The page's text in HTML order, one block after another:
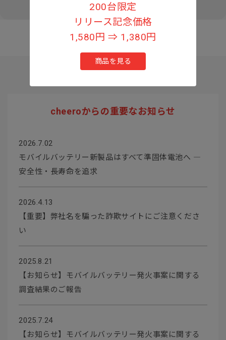
200台限定
リリース記念価格
1,580円 ⇒ 1,380円
商品を見る
cheeroからの重要なお知らせ
2026.7.02
モバイルバッテリー新製品はすべて準固体電池へ ―
安全性・長寿命を追求
2026.4.13
【重要】弊社名を騙った詐欺サイトにご注意くださ
い
2025.8.21
【お知らせ】モバイルバッテリー発火事案に関する
調査結果のご報告
2025.7.24
【お知らせ】モバイルバッテリー発火事案に関する